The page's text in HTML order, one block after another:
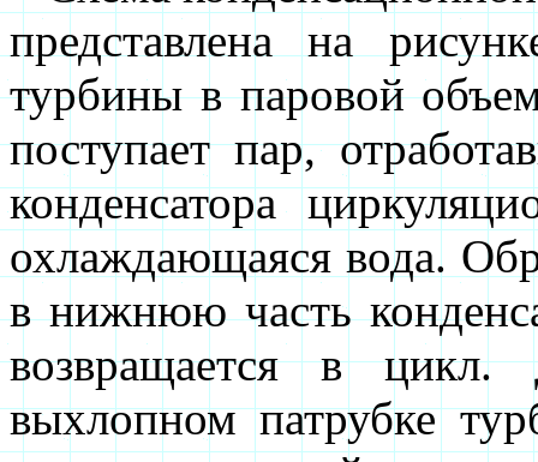
представлена на
турбины в паровой
поступает пар,
конденсатора
охлаждающаяся вода.
в нижнюю часть
возвращается в цикл.
выхлопном патрубке